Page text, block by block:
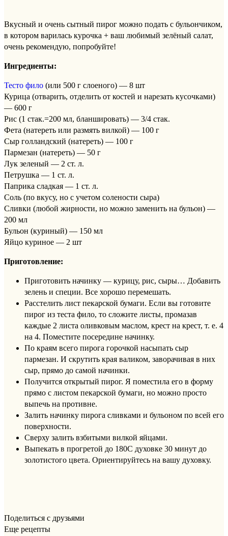
Вкусный и очень сытный пирог можно подать с бульончиком,
в котором варилась курочка + ваш любимый зелёный салат,
очень рекомендую, попробуйте!
Ингредиенты:
Тесто фило (или 500 г слоеного) — 8 шт
Курица (отварить, отделить от костей и нарезать кусочками)
— 600 г
Рис (1 стак.=200 мл, бланшировать) — 3/4 стак.
Фета (натереть или размять вилкой) — 100 г
Сыр голландский (натереть) — 100 г
Пармезан (натереть) — 50 г
Лук зеленый — 2 ст. л.
Петрушка — 1 ст. л.
Паприка сладкая — 1 ст. л.
Соль (по вкусу, но с учетом солености сыра)
Сливки (любой жирности, но можно заменить на бульон) —
200 мл
Бульон (куриный) — 150 мл
Яйцо куриное — 2 шт
Приготовление:
Приготовить начинку — курицу, рис, сыры… Добавить
зелень и специи. Все хорошо перемешать.
Расстелить лист пекарской бумаги. Если вы готовите
пирог из теста фило, то сложите листы, промазав
каждые 2 листа оливковым маслом, крест на крест, т. е. 4
на 4. Поместите посередине начинку.
По краям всего пирога горочкой насыпать сыр
пармезан. И скрутить края валиком, заворачивая в них
сыр, прямо до самой начинки.
Получится открытый пирог. Я поместила его в форму
прямо с листом пекарской бумаги, но можно просто
выпечь на противне.
Залить начинку пирога сливками и бульоном по всей его
поверхности.
Сверху залить взбитыми вилкой яйцами.
Выпекать в прогретой до 180С духовке 30 минут до
золотистого цвета. Ориентируйтесь на вашу духовку.
Поделиться с друзьями
Еще рецепты